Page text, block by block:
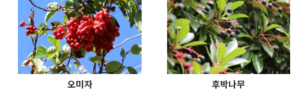
오미자 후박나무